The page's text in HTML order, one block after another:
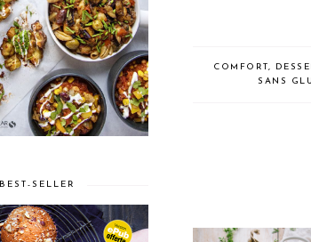
COMFORT,
SANS
BEST-SELLER